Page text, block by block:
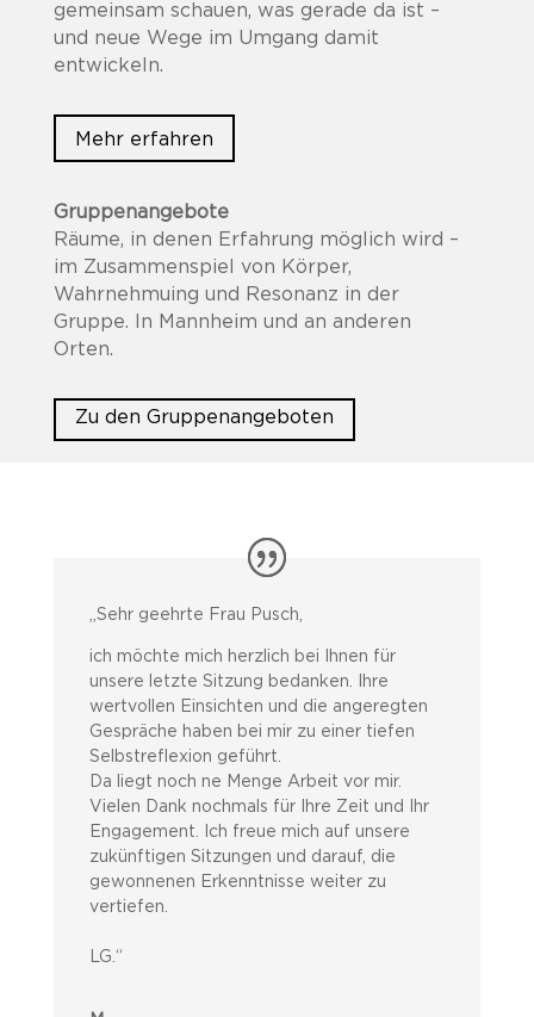
gemeinsam schauen, was gerade da ist –
und neue Wege im Umgang damit
entwickeln.
Mehr erfahren
Gruppenangebote
Räume, in denen Erfahrung möglich wird –
im Zusammenspiel von Körper,
Wahrnehmuing und Resonanz in der
Gruppe. In Mannheim und an anderen
Orten.
Zu den Gruppenangeboten
„Sehr geehrte Frau Pusch,
ich möchte mich herzlich bei Ihnen für
unsere letzte Sitzung bedanken. Ihre
wertvollen Einsichten und die angeregten
Gespräche haben bei mir zu einer tiefen
Selbstreflexion geführt.
Da liegt noch ne Menge Arbeit vor mir.
Vielen Dank nochmals für Ihre Zeit und Ihr
Engagement. Ich freue mich auf unsere
zukünftigen Sitzungen und darauf, die
gewonnenen Erkenntnisse weiter zu
vertiefen.
LG. “